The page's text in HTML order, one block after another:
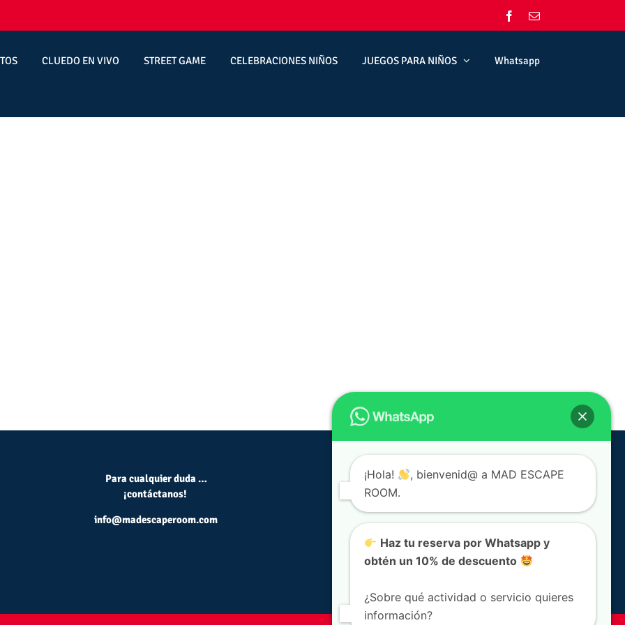
FacebookCorreo
CLUEDO EN VIVO STREET GAME CELEBRACIONES NIÑOS JUEGOS PARA NIÑOS Whatsapp
Para cualquier duda …
¡contáctanos!
info@madescaperoom.com
¡Hola!
, bienvenid@ a MAD ESCAPE
ROOM.
Haz tu reserva por Whatsapp y
obtén un 10% de descuento
¿Sobre qué actividad o servicio quieres
información?